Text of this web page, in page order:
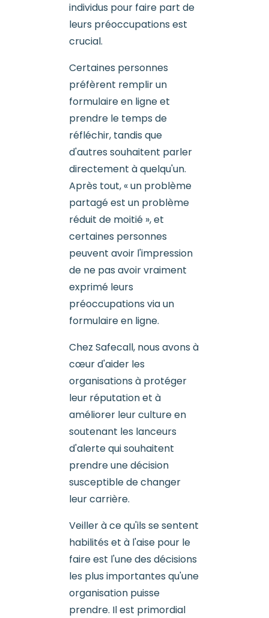
individus pour faire part de
leurs préoccupations est
crucial.
Certaines personnes
préfèrent remplir un
formulaire en ligne et
prendre le temps de
réfléchir, tandis que
d'autres souhaitent parler
directement à quelqu'un.
Après tout, « un problème
partagé est un problème
réduit de moitié », et
certaines personnes
peuvent avoir l'impression
de ne pas avoir vraiment
exprimé leurs
préoccupations via un
formulaire en ligne.
Chez Safecall, nous avons à
cœur d'aider les
organisations à protéger
leur réputation et à
améliorer leur culture en
soutenant les lanceurs
d'alerte qui souhaitent
prendre une décision
susceptible de changer
leur carrière.
Veiller à ce qu'ils se sentent
habilités et à l'aise pour le
faire est l'une des décisions
les plus importantes qu'une
organisation puisse
prendre. Il est primordial